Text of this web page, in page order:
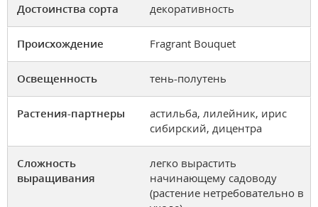
Достоинства сорта декоративность
Происхождение Fragrant Bouquet
Освещенность тень-полутень
Растения-партнеры
астильба, лилейник, ирис
сибирский, дицентра
Сложность
выращивания
легко вырастить
начинающему садоводу
(растение нетребовательно в